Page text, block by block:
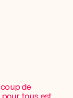
de
pour tous est